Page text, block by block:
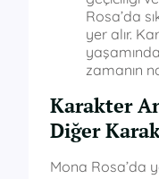
Rosa’da
yer alır.
zamanın
Karakter
Diğer
Mona Rosa’da